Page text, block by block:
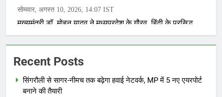
Recent Posts
सिंगरौली से सागर-नीमच तक बढ़ेगा हवाई नेटवर्क, MP में 5 नए एयरपोर्ट
बनाने की तैयारी